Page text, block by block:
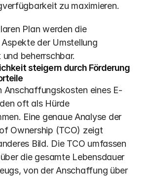
zu maximieren.
Plan werden die
der Umstellung
beherrschbar.
steigern durch Förderung
Anschaffungskosten eines E-
oft als Hürde
Eine genaue Analyse der
Ownership (TCO) zeigt
Bild. Die TCO umfassen
die gesamte Lebensdauer
von der Anschaffung über